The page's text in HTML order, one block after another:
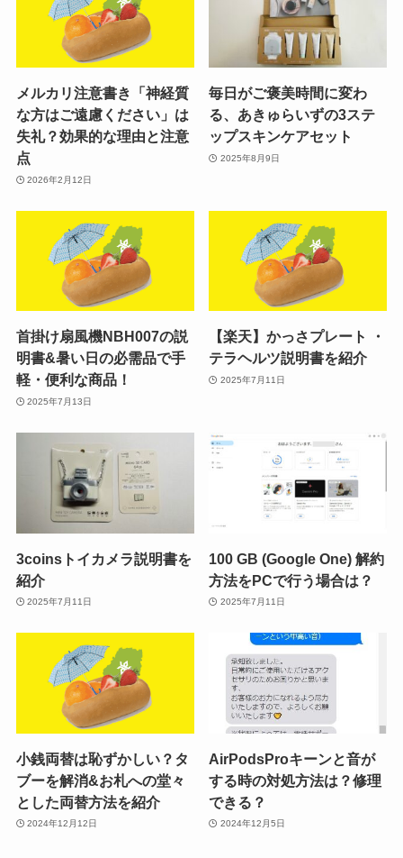
メルカリ注意書き「神経質
な方はご遠慮ください」は
失礼？効果的な理由と注意
点
2026年2月12日
毎日がご褒美時間に変わ
る、あきゅらいずの3ステ
ップスキンケアセット
2025年8月9日
首掛け扇風機NBH007の説
明書&暑い日の必需品で手
軽・便利な商品！
2025年7月13日
【楽天】かっさプレート ・
テラヘルツ説明書を紹介
2025年7月11日
3coinsトイカメラ説明書を
紹介
2025年7月11日
100 GB (Google One) 解約
方法をPCで行う場合は？
2025年7月11日
小銭両替は恥ずかしい？タ
ブーを解消&お札への堂々
とした両替方法を紹介
2024年12月12日
AirPodsProキーンと音が
する時の対処方法は？修理
できる？
2024年12月5日